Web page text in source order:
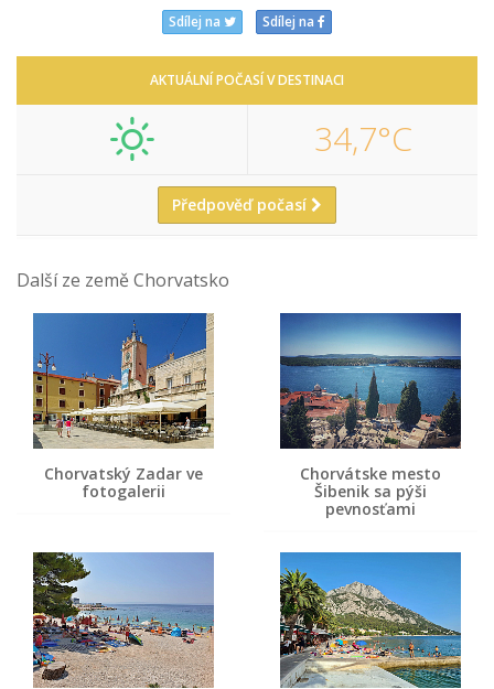
Sdílej na Sdílej na
AKTUÁLNÍ POČASÍ V DESTINACI
34,7°C
Předpověď počasí
Další ze země Chorvatsko
Chorvatský Zadar ve
fotogalerii
Chorvátske mesto
Šibenik sa pýši
pevnosťami